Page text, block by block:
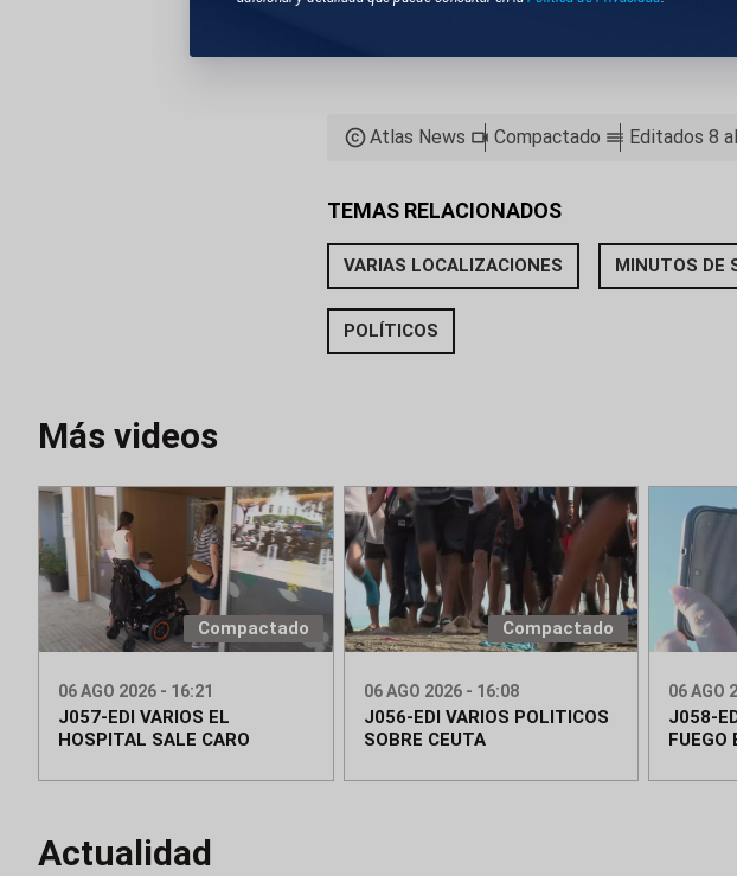
9. RECURSOS DE LOS MINUTOS DE
Atlas News Compactado Editados 8
TEMAS RELACIONADOS
VARIAS LOCALIZACIONES MINUTOS DE
POLÍTICOS
Más videos
Compactado
06 AGO 2026 - 16:21
J057-EDI VARIOS EL
HOSPITAL SALE CARO
Compactado
06 AGO 2026 - 16:08
J056-EDI VARIOS POLITICOS
SOBRE CEUTA
06 AGO
J058-
FUEGO
Actualidad